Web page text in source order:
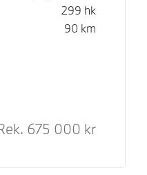
299 hk
90 km
Rek. ord
675 000 kr